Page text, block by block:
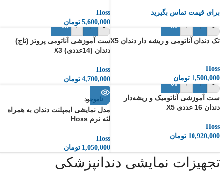
برای قیمت تماس بگیرید
Hoss
5,600,000 تومان
-
+
تک دندان آناتومی و ریشه دار دندان X5
Hoss
1,500,000 تومان
-
+
ست آموزشی آناتومی پروتز (تاج)
دندان (14عددی) X3
Hoss
4,700,000 تومان
-
+
ست آموزشی آناتومیک و ریشه‌دار
دندان 16 عددی X5
Hoss
10,920,000 تومان
ناموجود
مدل نمایشی ایمپلنت دندان به همراه
لثه نرم Hoss
Hoss
1,050,000 تومان
تجهیزات نمایشی دندانپزشکی